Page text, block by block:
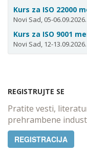
Kurs za ISO 22000
Novi Sad, 05-06.09.2026.
Kurs za ISO 9001
Novi Sad, 12-13.09.2026.
REGISTRUJTE SE
Pratite vesti,
prehrambene
REGISTRACIJA